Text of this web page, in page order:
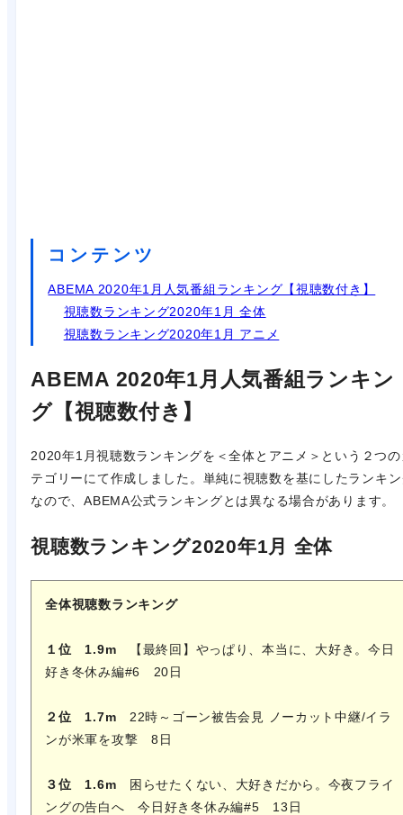
コンテンツ
ABEMA 2020年1月人気番組ランキング【視聴数付き】
視聴数ランキング2020年1月 全体
視聴数ランキング2020年1月 アニメ
ABEMA 2020年1月人気番組ランキン
グ【視聴数付き】
2020年1月視聴数ランキングを＜全体とアニメ＞という２つ
テゴリーにて作成しました。単純に視聴数を基にしたランキ
なので、ABEMA公式ランキングとは異なる場合があります。
視聴数ランキング2020年1月 全体
全体視聴数ランキング
１位 1.9m 【最終回】やっぱり、本当に、大好き。今日
好き冬休み編#6 20日
２位 1.7m 22時～ゴーン被告会見 ノーカット中継/イラ
ンが米軍を攻撃 8日
３位 1.6m 困らせたくない、大好きだから。今夜フライ
ングの告白へ 今日好き冬休み編#5 13日